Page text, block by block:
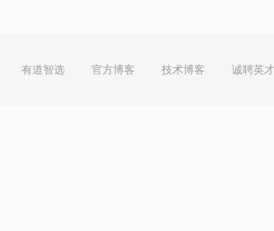
有道智选 官方博客 技术博客 诚聘英才